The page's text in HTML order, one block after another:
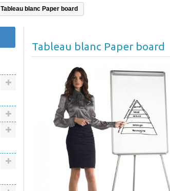
Tableau blanc Paper board
Tableau blanc Paper board